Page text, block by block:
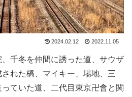
2024.02.12 2022.11.05
千冬を仲間に誘った道、サウザ
れた橋、マイキー、場地、三
ていた道、二代目東京卍會と関